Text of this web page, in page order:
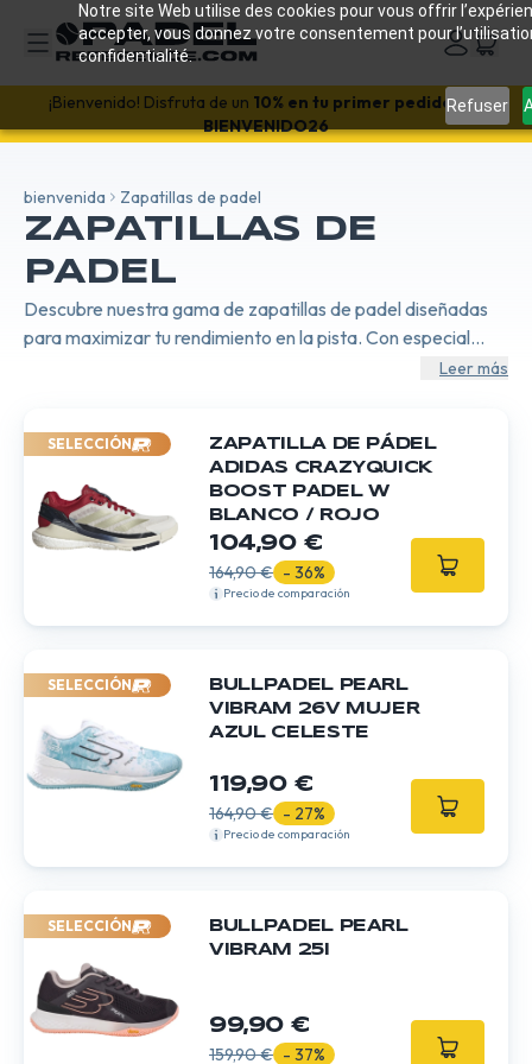
Notre site Web utilise des cookies pour vous offrir
accepter, vous donnez votre consentement pour
confidentialité.
Refuser
¡Bienvenido! Disfruta de un 10% en tu primer pedidocon
BIENVENIDO26
bienvenida Zapatillas de padel
ZAPATILLAS DE
PADEL
Descubre nuestra gama de zapatillas de padel diseñadas
para maximizar tu rendimiento en la pista. Con especial
atención a la estabilidad, la comodidad y la durabilidad,
niveles de juego, aseguran un excelente agarre en todas las
superficies.
Leer más
SELECCIÓN
ZAPATILLA DE PÁDEL
ADIDAS CRAZYQUICK
BOOST PADEL W
BLANCO / ROJO
104,90 €
164,90 € - 36%
Precio de comparación
SELECCIÓN
BULLPADEL PEARL
VIBRAM 26V MUJER
AZUL CELESTE
119,90 €
164,90 € - 27%
Precio de comparación
SELECCIÓN
BULLPADEL PEARL
VIBRAM 25I
99,90 €
159,90 € - 37%